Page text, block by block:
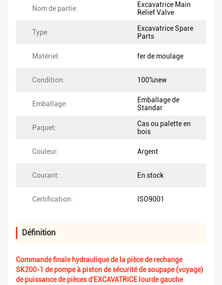
Nom de partie:
Excavatrice Main
Relief Valve
Type:
Excavatrice Spare
Parts
Matériel: fer de moulage
Condition: 100%new
Emballage:
Emballage de
Standar
Paquet:
Cas ou palette en
bois
Couleur: Argent
Courant: En stock
Certification: ISO9001
Définition
Commande finale hydraulique de la pièce de rechange
SK200-1 de pompe à piston de sécurité de soupape (voyage)
de puissance de pièces d'EXCAVATRICE lourde gauche